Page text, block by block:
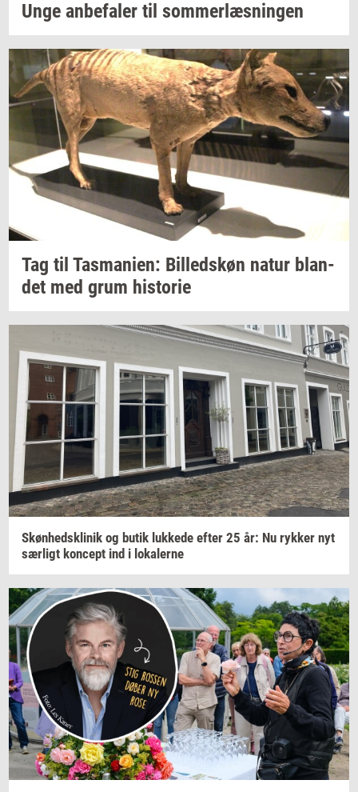
Unge an­be­fa­ler til som­mer­læs­nin­gen
Tag til Tas­ma­ni­en: Bil­leds­køn natur blan­
det med grum hi­sto­rie
Skøn­heds­kli­nik og butik luk­ke­de efter 25 år: Nu ryk­ker nyt
sær­ligt kon­cept ind i lo­ka­ler­ne